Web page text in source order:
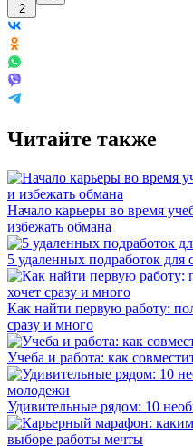
2
Читайте также
Начало карьеры во время
избежать обмана
5 удаленных подработок для
Как найти первую работу:
сразу и много
Учеба и работа: как
Удивительные рядом: 10